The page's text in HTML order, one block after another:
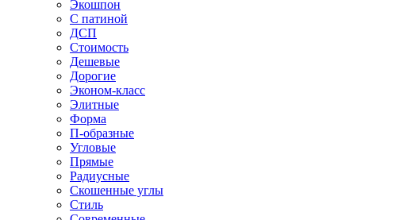
Экошпон
С патиной
ДСП
Стоимость
Дешевые
Дорогие
Эконом-класс
Элитные
Форма
П-образные
Угловые
Прямые
Радиусные
Скошенные углы
Стиль